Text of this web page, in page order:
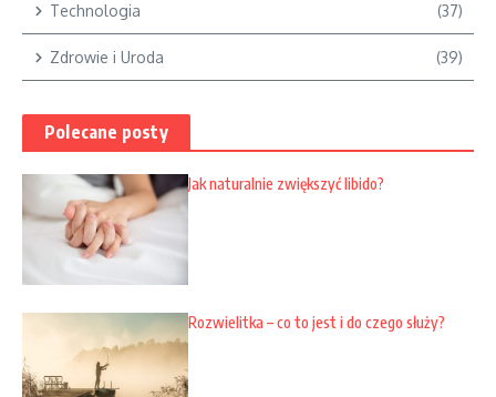
Technologia (37)
Zdrowie i Uroda (39)
Polecane posty
Jak naturalnie zwiększyć libido?
Rozwielitka – co to jest i do czego służy?